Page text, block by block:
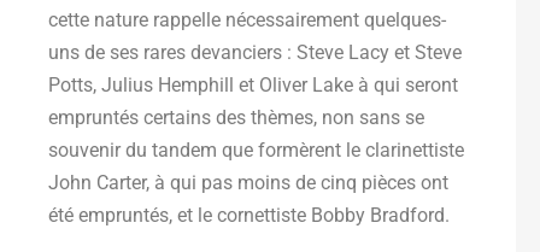
cette nature rappelle nécessairement quelques-
uns de ses rares devanciers : Steve Lacy et Steve
Potts, Julius Hemphill et Oliver Lake à qui seront
empruntés certains des thèmes, non sans se
souvenir du tandem que formèrent le clarinettiste
John Carter, à qui pas moins de cinq pièces ont
été empruntés, et le cornettiste Bobby Bradford.